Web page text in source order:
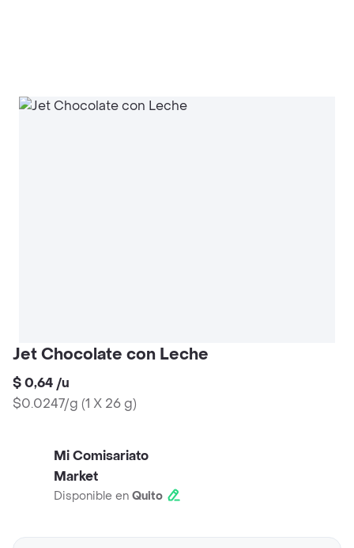
Jet Chocolate con Leche
$ 0,64 /u
$0.0247/g (1 X 26 g)
Mi Comisariato
Market
Disponible en Quito